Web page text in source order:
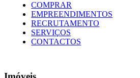
COMPRAR
EMPREENDIMENTOS
RECRUTAMENTO
SERVIÇOS
CONTACTOS